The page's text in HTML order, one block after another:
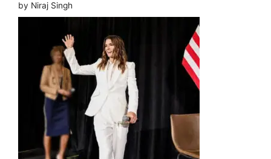
by Niraj Singh